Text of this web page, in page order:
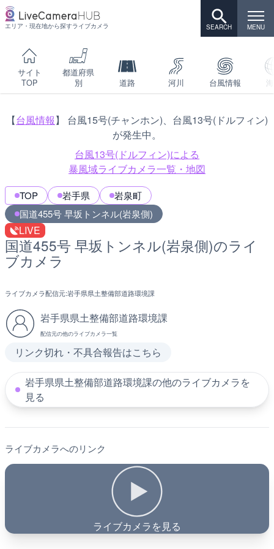
エリア・現在地から探すライブカメラ
サイト
TOP
都道府県
別
道路 河川 台風情報
【台風情報】 台風15号(チャンホン)、台風13号(ドルフィン)
が発生中。
台風13号(ドルフィン)による
暴風域ライブカメラ一覧・地図
TOP 岩手県
岩泉町
国道455号 早坂トンネル(岩泉側)
LIVE
国道455号 早坂トンネル(岩泉側)のライ
ブカメラ
ライブカメラ配信元:岩手県県土整備部道路環境課
岩手県県土整備部道路環境課
配信元の他のライブカメラ一覧
リンク切れ・不具合報告はこちら
岩手県県土整備部道路環境課の他のライブカメラを
見る
ライブカメラへのリンク
ライブカメラを見る